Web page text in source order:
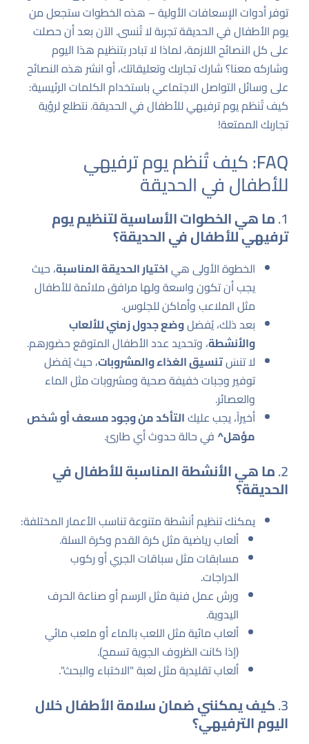
توفر أدوات الإسعافات الأولية – هذه الخطوات ستجعل من
يوم الأطفال في الحديقة تجربة لا تُنسى. الآن بعد أن حصلت
على كل النصائح اللازمة، لماذا لا تبادر بتنظيم هذا اليوم
وشاركه معنا؟ شارك تجاربك وتعليقاتك، أو انشر هذه النصائح
على وسائل التواصل الاجتماعي باستخدام الكلمات الرئيسية:
كيف تُنظم يوم ترفيهي للأطفال في الحديقة. نتطلع لرؤية
تجاربك الممتعة!
FAQ: كيف تُنظم يوم ترفيهي
للأطفال في الحديقة
1. ما هي الخطوات الأساسية لتنظيم يوم
ترفيهي للأطفال في الحديقة؟
الخطوة الأولى هياختيار الحديقة المناسبة، حيث
يجب أن تكون واسعة ولها مرافق ملائمة للأطفال
مثل الملاعب وأماكن للجلوس.
بعد ذلك، يُفضلوضع جدول زمني للألعاب
والأنشطة، وتحديد عدد الأطفال المتوقع حضورهم.
لا تنسَتنسيق الغذاء والمشروبات، حيث يُفضل
توفير وجبات خفيفة صحية ومشروبات مثل الماء
والعصائر.
أخيراً، يجب عليكالتأكد من وجود مسعف أو شخص
مؤهل^ في حالة حدوث أي طارئ.
2. ما هي الأنشطة المناسبة للأطفال في
الحديقة؟
يمكنك تنظيم أنشطة متنوعة تناسب الأعمار المختلفة:
ألعاب رياضية مثل كرة القدم وكرة السلة.
مسابقات مثل سباقات الجري أو ركوب
الدراجات.
ورش عمل فنية مثل الرسم أو صناعة الحرف
اليدوية.
ألعاب مائية مثل اللعب بالماء أو ملعب مائي
(إذا كانت الظروف الجوية تسمح).
ألعاب تقليدية مثل لعبة "الاختباء والبحث".
3. كيف يمكنني ضمان سلامة الأطفال خلال
اليوم الترفيهي؟